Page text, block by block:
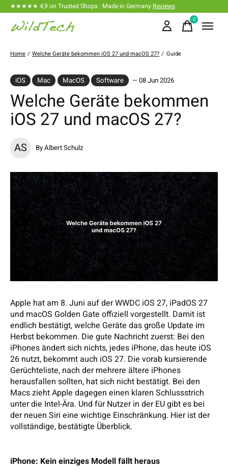
★★★★★ 4,9 on Trusted Shops · Made in Germany Reviews
0items
Home / Welche Geräte bekommen iOS 27 und macOS 27? / Guide
iOS Mac MacOS Software — 08 Jun 2026
Welche Geräte bekommen
iOS 27 und macOS 27?
AS By Albert Schulz
Apple hat am 8. Juni auf der WWDC iOS 27, iPadOS 27
und macOS Golden Gate offiziell vorgestellt. Damit ist
endlich bestätigt, welche Geräte das große Update im
Herbst bekommen. Die gute Nachricht zuerst: Bei den
iPhones ändert sich nichts, jedes iPhone, das heute iOS
26 nutzt, bekommt auch iOS 27. Die vorab kursierende
Gerüchteliste, nach der mehrere ältere iPhones
herausfallen sollten, hat sich nicht bestätigt. Bei den
Macs zieht Apple dagegen einen klaren Schlussstrich
unter die Intel-Ära. Und für Nutzer in der EU gibt es bei
der neuen Siri eine wichtige Einschränkung. Hier ist der
vollständige, bestätigte Überblick.
iPhone: Kein einziges Modell fällt heraus